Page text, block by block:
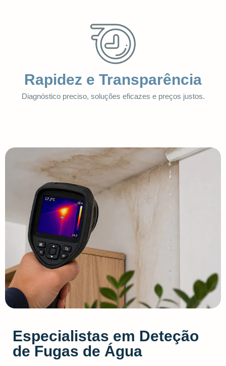
Rapidez e Transparência
Diagnóstico preciso, soluções eficazes e preços justos.
Especialistas em Deteção
de Fugas de Água